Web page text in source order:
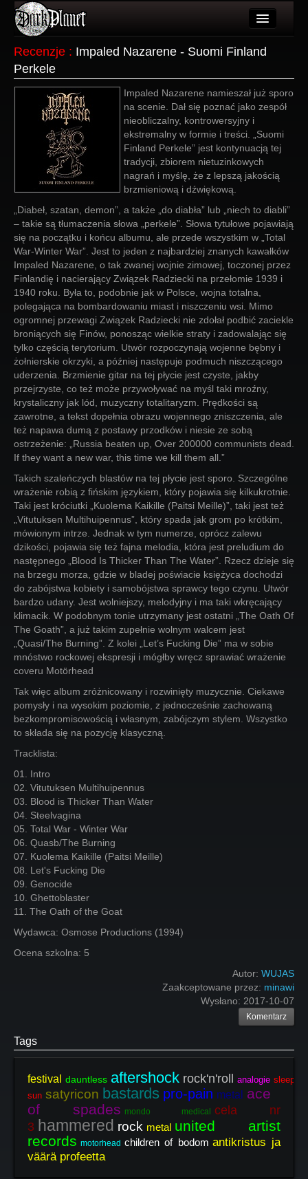
Użytkownicy
Wydarzenia
Galeria
Forum
Więcej
Login
Recenzje : Impaled Nazarene - Suomi Finland
Perkele
Impaled Nazarene namieszał już sporo
na scenie. Dał się poznać jako zespół
nieobliczalny, kontrowersyjny i
ekstremalny w formie i treści. „Suomi
Finland Perkele” jest kontynuacją tej
tradycji, zbiorem nietuzinkowych
nagrań i myślę, że z lepszą jakością
brzmieniową i dźwiękową.
„Diabeł, szatan, demon”, a także „do diabła” lub „niech to diabli”
– takie są tłumaczenia słowa „perkele”. Słowa tytułowe pojawiają
się na początku i końcu albumu, ale przede wszystkim w „Total
War-Winter War”. Jest to jeden z najbardziej znanych kawałków
Impaled Nazarene, o tak zwanej wojnie zimowej, toczonej przez
Finlandię i nacierający Związek Radziecki na przełomie 1939 i
1940 roku. Była to, podobnie jak w Polsce, wojna totalna,
polegająca na bombardowaniu miast i niszczeniu wsi. Mimo
ogromnej przewagi Związek Radziecki nie zdołał podbić zaciekle
broniących się Finów, ponosząc wielkie straty i zadowalając się
tylko częścią terytorium. Utwór rozpoczynają wojenne bębny i
żołnierskie okrzyki, a później następuje podmuch niszczącego
uderzenia. Brzmienie gitar na tej płycie jest czyste, jakby
przejrzyste, co też może przywoływać na myśl taki mroźny,
krystaliczny jak lód, muzyczny totalitaryzm. Prędkości są
zawrotne, a tekst dopełnia obrazu wojennego zniszczenia, ale
też napawa dumą z postawy przodków i niesie ze sobą
ostrzeżenie: „Russia beaten up, Over 200000 communists dead.
If they want a new war, this time we kill them all.”
Takich szaleńczych blastów na tej płycie jest sporo. Szczególne
wrażenie robią z fińskim językiem, który pojawia się kilkukrotnie.
Taki jest króciutki „Kuolema Kaikille (Paitsi Meille)”, taki jest też
„Vitutuksen Multihuipennus”, który spada jak grom po krótkim,
mówionym intrze. Jednak w tym numerze, oprócz zalewu
dzikości, pojawia się też fajna melodia, która jest preludium do
następnego „Blood Is Thicker Than The Water”. Rzecz dzieje się
na brzegu morza, gdzie w bladej poświacie księżyca dochodzi
do zabójstwa kobiety i samobójstwa sprawcy tego czynu. Utwór
bardzo udany. Jest wolniejszy, melodyjny i ma taki wkręcający
klimacik. W podobnym tonie utrzymany jest ostatni „The Oath Of
The Goath”, a już takim zupełnie wolnym walcem jest
„Quasi/The Burning”. Z kolei „Let’s Fucking Die” ma w sobie
mnóstwo rockowej ekspresji i mógłby wręcz sprawiać wrażenie
coveru Motörhead
Tak więc album zróżnicowany i rozwinięty muzycznie. Ciekawe
pomysły i na wysokim poziomie, z jednocześnie zachowaną
bezkompromisowością i własnym, zabójczym stylem. Wszystko
to składa się na pozycję klasyczną.
Tracklista:
01. Intro
02. Vitutuksen Multihuipennus
03. Blood is Thicker Than Water
04. Steelvagina
05. Total War - Winter War
06. Quasb/The Burning
07. Kuolema Kaikille (Paitsi Meille)
08. Let's Fucking Die
09. Genocide
10. Ghettoblaster
11. The Oath of the Goat
Wydawca: Osmose Productions (1994)
Ocena szkolna: 5
Autor: WUJAS
Zaakceptowane przez: minawi
Wysłano: 2017-10-07
Komentarz
Tags
festival dauntless aftershock rock'n'roll analogie sleeping
sun satyricon bastards pro-pain metal
ace
of spades mondo medical
cela nr
3 hammered rock metal united artist
records motorhead children of bodom antikristus ja
väärä profeetta